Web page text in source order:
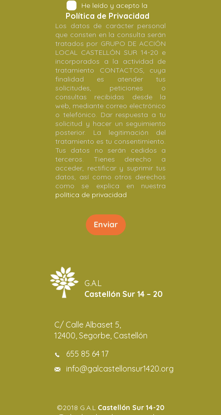
He leído y acepto la
Política de Privacidad
Los datos de carácter personal
que consten en la consulta serán
tratados por GRUPO DE ACCIÓN
LOCAL CASTELLÓN SUR 14-20 e
incorporados a la actividad de
tratamiento CONTACTOS, cuya
finalidad es atender tus
solicitudes, peticiones o
consultas recibidas desde la
web, mediante correo electrónico
o telefónico. Dar respuesta a tu
solicitud y hacer un seguimiento
posterior. La legitimación del
tratamiento es tu consentimiento.
Tus datos no serán cedidos a
terceros. Tienes derecho a
acceder, rectificar y suprimir tus
datos, así como otros derechos
como se explica en nuestra
política de privacidad
G.A.L
Castellón Sur 14 – 20
C/ Calle Albaset 5,
12400, Segorbe, Castellón
655 85 64 17
info@galcastellonsur1420.org
©2018 G.A.L Castellón Sur 14-20